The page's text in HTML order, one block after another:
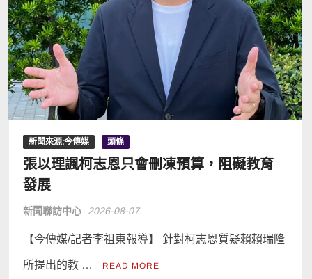
新聞來源:今傳媒 頭條
張以理諷柯志恩只會刪凍預算，阻礙教育
發展
新聞聯訪中心 2026-08-07
【今傳媒/記者李祖東報導】 針對柯志恩質疑賴賴瑞隆
所提出的教 … READ MORE